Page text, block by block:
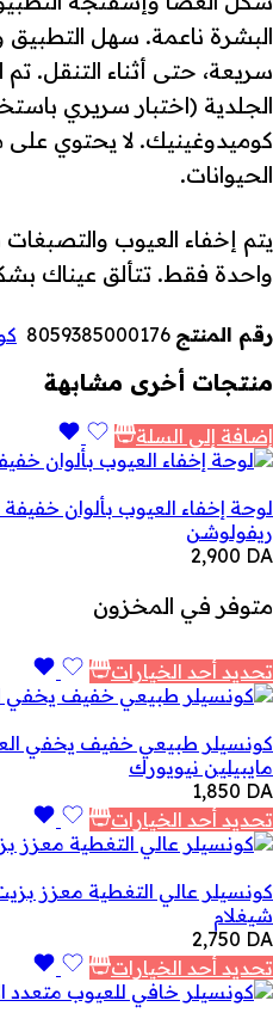
البشرة ناعمة. سهل التطبيق
سريعة، حتى أثناء التنقل.
الجلدية (اختبار سريري
كوميدوغينيك. لا يحتوي
الحيوانات.
يتم إخفاء العيوب
واحدة فقط. تتألق عيناك
رقم المنتج 8059385000176
منتجات أخرى مشابهة
إضافة إلى السلة
لوحة إخفاء العيوب بألوان خفيفة و
ريفولوشن
2,900 DA
متوفر في المخزون
تحديد أحد الخيارات
كونسيلر طبيعي خفيف يخفي
مايبيلين نيويورك
1,850 DA
تحديد أحد الخيارات
كونسيلر عالي التغطية معزز
شيغلام
2,750 DA
تحديد أحد الخيارات